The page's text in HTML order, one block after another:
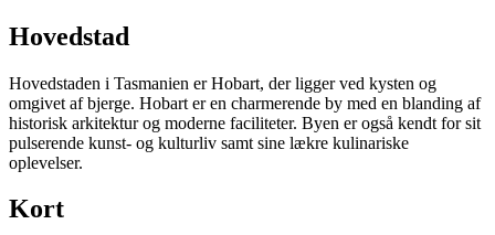
Hovedstad
Hovedstaden i Tasmanien er Hobart, der ligger ved kysten og
omgivet af bjerge. Hobart er en charmerende by med en blanding af
historisk arkitektur og moderne faciliteter. Byen er også kendt for sit
pulserende kunst- og kulturliv samt sine lækre kulinariske
oplevelser.
Kort